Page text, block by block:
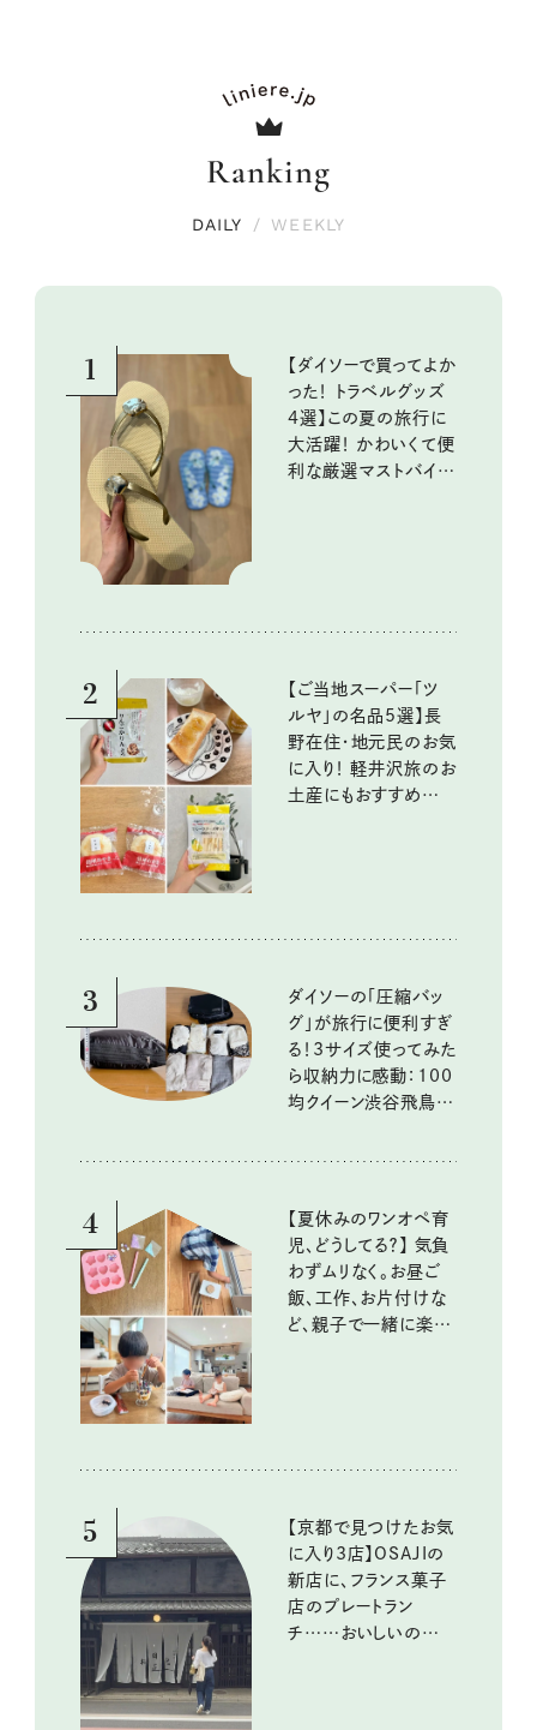
Ranking
DAILY / WEEKLY
1
【ダイソーで買ってよか
った！ トラベルグッズ
4選】この夏の旅行に
大活躍！ かわいくて便
利な厳選マストバイア
2
【ご当地スーパー「ツ
ルヤ」の名品5選】長
野在住・地元民のお気
に入り！ 軽井沢旅のお
土産にもおすすめのお
3
ダイソーの「圧縮バッ
グ」が旅行に便利すぎ
る！3サイズ使ってみた
ら収納力に感動：100
均クイーン渋谷飛鳥の
4
【夏休みのワンオペ育
児、どうしてる？】 気負
わずムリなく。お昼ご
飯、工作、お片付けな
ど、親子で一緒に楽し
5
【京都で見つけたお気
に入り3店】OSAJIの
新店に、フランス菓子
店のプレートラン
チ……おいしいのんび